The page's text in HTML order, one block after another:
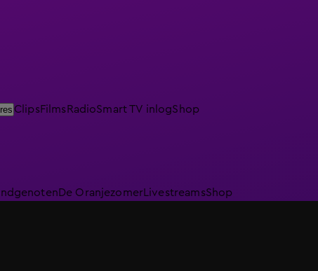
ClipsFilmsRadioSmart TV inlogShop
De Oranjezomer LivestreamsShop